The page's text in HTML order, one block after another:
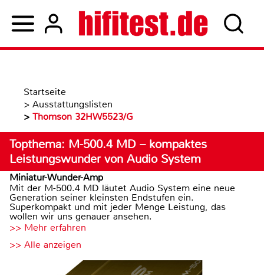
Startseite
> Ausstattungslisten
> Thomson 32HW5523/G
Topthema: M-500.4 MD – kompaktes
Leistungswunder von Audio System
Miniatur-Wunder-Amp
Mit der M-500.4 MD läutet Audio System eine neue
Generation seiner kleinsten Endstufen ein.
Superkompakt und mit jeder Menge Leistung, das
wollen wir uns genauer ansehen.
>> Mehr erfahren
>> Alle anzeigen